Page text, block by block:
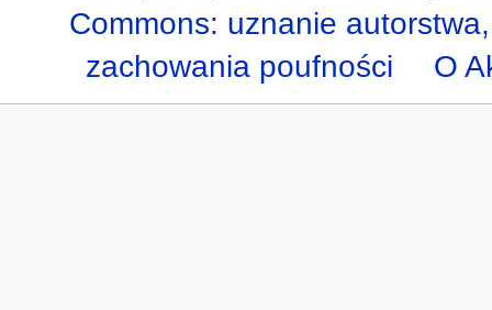
Commons: uznanie
zachowania poufności
O